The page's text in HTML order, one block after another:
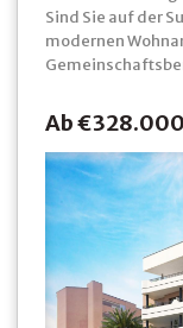
Sind Sie auf der
modernen
Ab €328.000